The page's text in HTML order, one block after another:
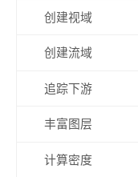
创建视域
创建流域
追踪下游
丰富图层
计算密度